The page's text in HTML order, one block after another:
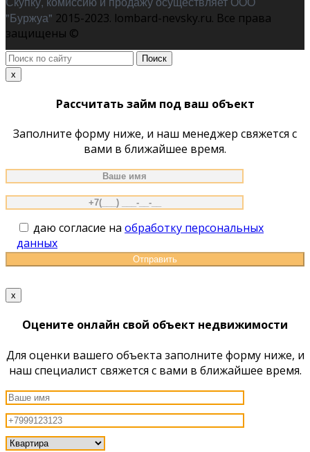
"Буржуа" 2015-2023. lombard-nevsky.ru. Все права
защищены ©
Поиск
по
сайту
x
Рассчитать займ под ваш объект
Заполните форму ниже, и наш менеджер свяжется с
вами в ближайшее время.
даю согласие на обработку персональных
данных
x
Оцените онлайн свой объект недвижимости
Для оценки вашего объекта заполните форму ниже, и
наш специалист свяжется с вами в ближайшее время.